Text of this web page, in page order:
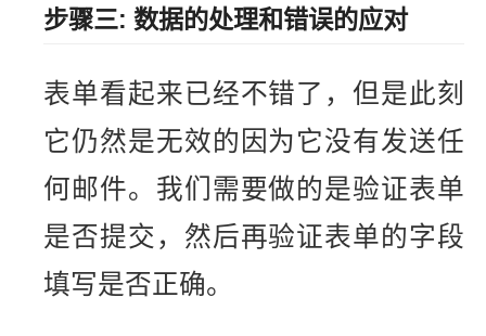
步骤三: 数据的处理和错误的应对
表单看起来已经不错了，但是此刻
它仍然是无效的因为它没有发送任
何邮件。我们需要做的是验证表单
是否提交，然后再验证表单的字段
填写是否正确。